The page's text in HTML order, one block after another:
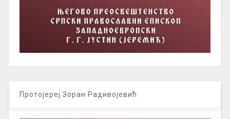
Протојереј Зоран Радивојевић